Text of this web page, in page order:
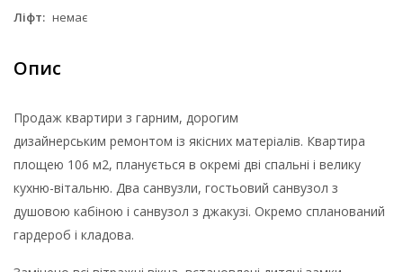
Ліфт: немає
Опис
Продаж квартири з гарним, дорогим
дизайнерським ремонтом із якісних матеріалів. Квартира
площею 106 м2, планується в окремі дві спальні і велику
кухню-вітальню. Два санвузли, гостьовий санвузол з
душовою кабіною і санвузол з джакузі. Окремо спланований
гардероб і кладова.